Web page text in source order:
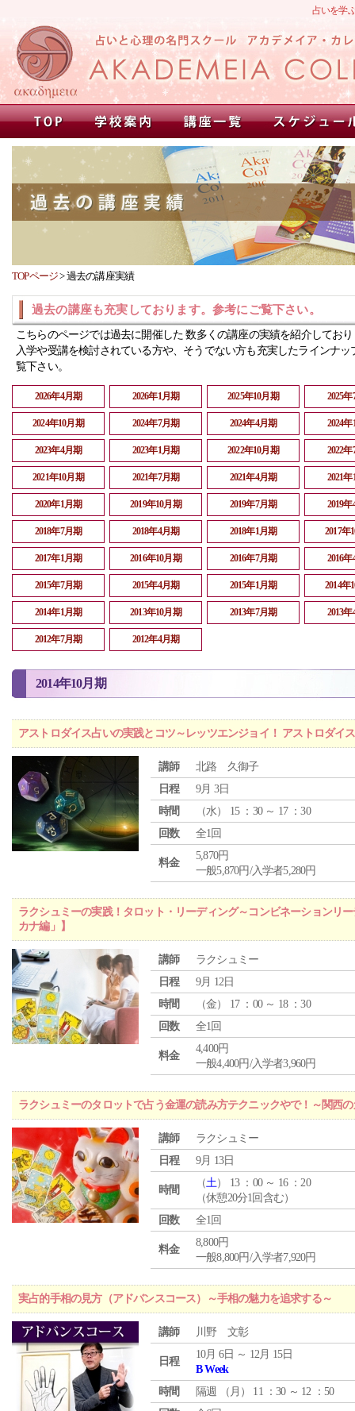
占いを学
TOPページ>過去の講座実績
過去の講座も充実しております。参考にご覧下さい。
こちらのページでは過去に開催した 数多くの講座の実績を紹介してお
入学や受講を検討されている方や、そうでない方も充実したラインナッ
覧下さい。
2026年4月期 2026年1月期 2025年10月期 2025
2024年10月期 2024年7月期 2024年4月期 2024
2023年4月期 2023年1月期 2022年10月期 2022
2021年10月期 2021年7月期 2021年4月期 2021
2020年1月期 2019年10月期 2019年7月期 2019
2018年7月期 2018年4月期 2018年1月期 2017年
2017年1月期 2016年10月期 2016年7月期 2016
2015年7月期 2015年4月期 2015年1月期 2014年
2014年1月期 2013年10月期 2013年7月期 2013
2012年7月期 2012年4月期
2014年10月期
アストロダイス占いの実践とコツ～レッツエンジョイ！ アストロダイ
講師
北路 久御子
日程
9月 3日
時間
（水） 15 ：30 ～ 17 ：30
回数
全1回
料金
5,870円
一般5,870円/入学者5,280円
ラクシュミーの実践！タロット・リーディング～コンビネーションリ
カナ編」】
講師
ラクシュミー
日程
9月 12日
時間
（金） 17 ：00 ～ 18 ：30
回数
全1回
料金
4,400円
一般4,400円/入学者3,960円
ラクシュミーのタロットで占う金運の読み方テクニックやで！～関西
講師
ラクシュミー
日程
9月 13日
時間
（土） 13 ：00 ～ 16 ：20
（休憩20分1回含む）
回数
全1回
料金
8,800円
一般8,800円/入学者7,920円
実占的手相の見方（アドバンスコース）～手相の魅力を追求する～
講師 川野 文彰
日程
10月 6日 ～ 12月 15日
B Week
時間
隔週 （ 月 ） 11 ：30 ～ 12 ：50